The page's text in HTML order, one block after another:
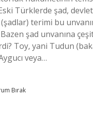
Türklerde şad,
(şadlar) terimi bu
şad unvanına
Toy, yani Tudun
veya…
Bırak